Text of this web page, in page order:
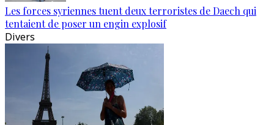
Les forces syriennes tuent deux terroristes de Daech qui
tentaient de poser un engin explosif
Divers